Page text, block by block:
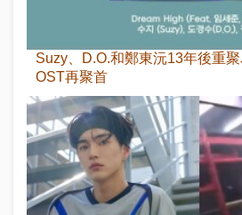
Suzy、D.O.和鄭東沅13年後重聚
OST再聚首